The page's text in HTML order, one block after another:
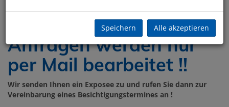
Anfragen werden nur
per Mail bearbeitet !!
Wir senden Ihnen ein Exposee zu und rufen Sie dann zur
Vereinbarung eines Besichtigungstermines an !
Speichern Alle akzeptieren